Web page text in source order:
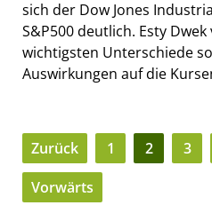
sich der Dow Jones
S&P500 deutlich. Esty
wichtigsten Unterschiede
Auswirkungen auf die
Zurück 1 2 3
Vorwärts